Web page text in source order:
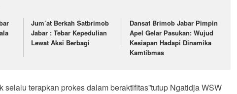
Jum’at Berkah Satbrimob
Jabar : Tebar Kepedulian
Lewat Aksi Berbagi
Dansat Brimob Jabar Pimpin
Apel Gelar Pasukan: Wujud
Kesiapan Hadapi Dinamika
Kamtibmas
selalu terapkan prokes dalam beraktifitas”tutup Ngatidja WSW